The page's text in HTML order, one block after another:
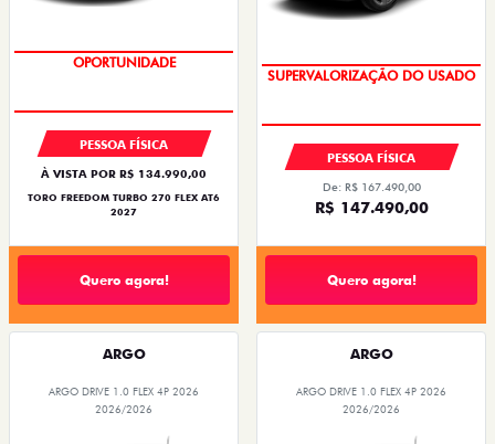
SUPERVALORIZAÇÃO DO USADO
PESSOA FÍSICA
À VISTA POR R$ 134.990,00
TORO FREEDOM TURBO 270 FLEX AT6
2027
Quero agora!
COM USADO NA TROCA
PESSOA FÍSICA
De: R$ 167.490,00
R$ 147.490,00
Quero agora!
ARGO
ARGO DRIVE 1.0 FLEX 4P 2026
2026/2026
ARGO
ARGO DRIVE 1.0 FLEX 4P 2026
2026/2026